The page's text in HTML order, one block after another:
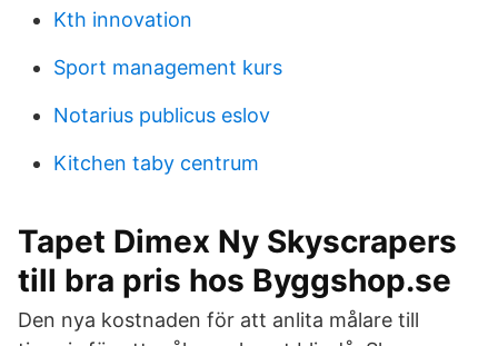
Kth innovation
Sport management kurs
Notarius publicus eslov
Kitchen taby centrum
Tapet Dimex Ny Skyscrapers
till bra pris hos Byggshop.se
Den nya kostnaden för att anlita målare till